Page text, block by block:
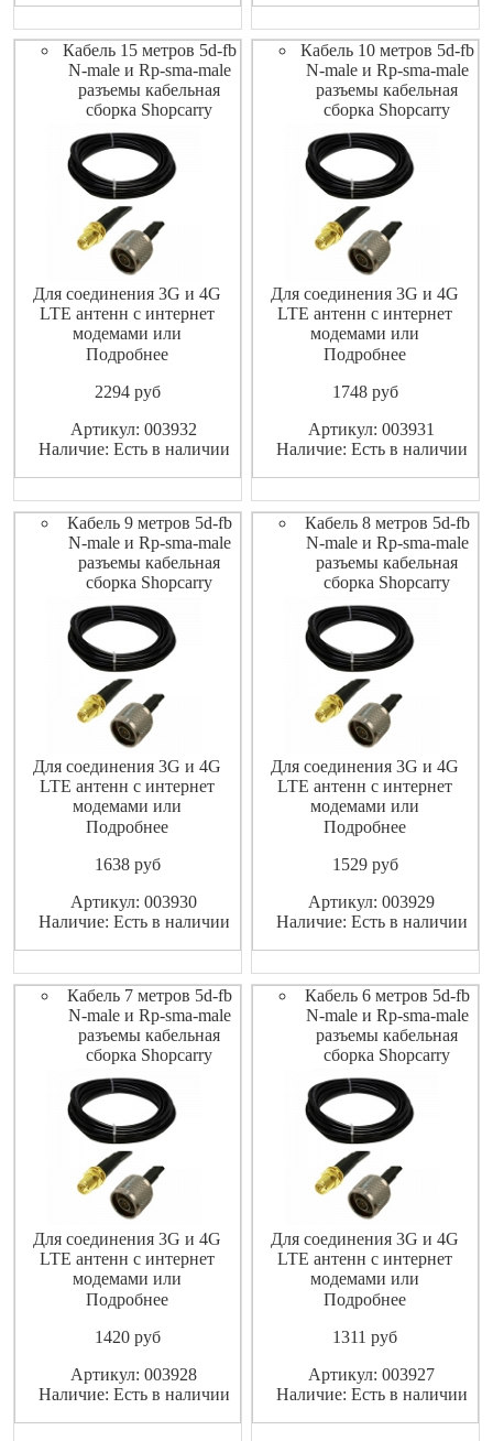
Кабель 15 метров 5d-fb
N-male и Rp-sma-male
разъемы кабельная
сборка Shopcarry
Для соединения 3G и 4G
LTE антенн с интернет
модемами или
маршрутизаторами
Высококачественный
не допускает значительных
потерь высокочастотного
сигнала.
Подробнее
2294pуб
Артикул: 003932
Наличие: Есть в наличии
Кабель 10 метров 5d-fb
N-male и Rp-sma-male
разъемы кабельная
сборка Shopcarry
Для соединения 3G и 4G
LTE антенн с интернет
модемами или
маршрутизаторами
Высококачественный
не допускает значительных
потерь высокочастотного
сигнала.
Подробнее
1748pуб
Артикул: 003931
Наличие: Есть в наличии
Кабель 9 метров 5d-fb
N-male и Rp-sma-male
разъемы кабельная
сборка Shopcarry
Для соединения 3G и 4G
LTE антенн с интернет
модемами или
маршрутизаторами
Высококачественный
не допускает значительных
потерь высокочастотного
Подробнее
1638pуб
Артикул: 003930
Наличие: Есть в наличии
Кабель 8 метров 5d-fb
N-male и Rp-sma-male
разъемы кабельная
сборка Shopcarry
Для соединения 3G и 4G
LTE антенн с интернет
модемами или
маршрутизаторами
Высококачественный
не допускает значительных
потерь высокочастотного
Подробнее
1529pуб
Артикул: 003929
Наличие: Есть в наличии
Кабель 7 метров 5d-fb
N-male и Rp-sma-male
разъемы кабельная
сборка Shopcarry
Для соединения 3G и 4G
LTE антенн с интернет
модемами или
маршрутизаторами
Высококачественный
не допускает значительных
потерь высокочастотного
Подробнее
1420pуб
Артикул: 003928
Наличие: Есть в наличии
Кабель 6 метров 5d-fb
N-male и Rp-sma-male
разъемы кабельная
сборка Shopcarry
Для соединения 3G и 4G
LTE антенн с интернет
модемами или
маршрутизаторами
Высококачественный
не допускает значительных
потерь высокочастотного
Подробнее
1311 pуб
Артикул: 003927
Наличие: Есть в наличии